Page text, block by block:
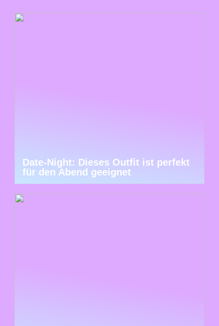
Date-Night: Dieses Outfit ist perfekt
für den Abend geeignet